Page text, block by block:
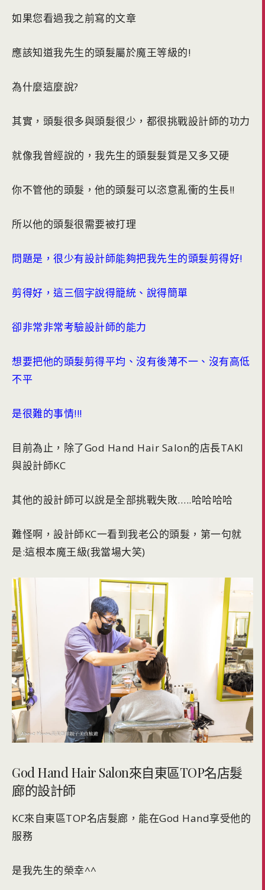
如果您看過我之前寫的文章
應該知道我先生的頭髮屬於魔王等級的!
為什麼這麼說?
其實，頭髮很多與頭髮很少，都很挑戰設計師的功力
就像我曾經說的，我先生的頭髮髮質是又多又硬
你不管他的頭髮，他的頭髮可以恣意亂衝的生長!!
所以他的頭髮很需要被打理
問題是，很少有設計師能夠把我先生的頭髮剪得好!
剪得好，這三個字說得籠統、說得簡單
卻非常非常考驗設計師的能力
想要把他的頭髮剪得平均、沒有後薄不一、沒有高低
不平
是很難的事情!!!
目前為止，除了God Hand Hair Salon的店長TAKI
與設計師KC
其他的設計師可以說是全部挑戰失敗…..哈哈哈哈
難怪啊，設計師KC一看到我老公的頭髮，第一句就
是:這根本魔王級(我當場大笑)
God Hand Hair Salon來自東區TOP名店髮
廊的設計師
KC來自東區TOP名店髮廊，能在God Hand享受他的
服務
是我先生的榮幸^^